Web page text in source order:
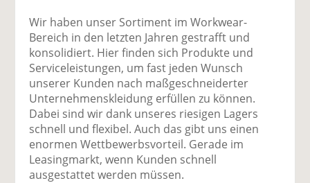
Wir haben unser Sortiment im Workwear-
Bereich in den letzten Jahren gestrafft und
konsolidiert. Hier finden sich Produkte und
Serviceleistungen, um fast jeden Wunsch
unserer Kunden nach maßgeschneiderter
Unternehmenskleidung erfüllen zu können.
Dabei sind wir dank unseres riesigen Lagers
schnell und flexibel. Auch das gibt uns einen
enormen Wettbewerbsvorteil. Gerade im
Leasingmarkt, wenn Kunden schnell
ausgestattet werden müssen.